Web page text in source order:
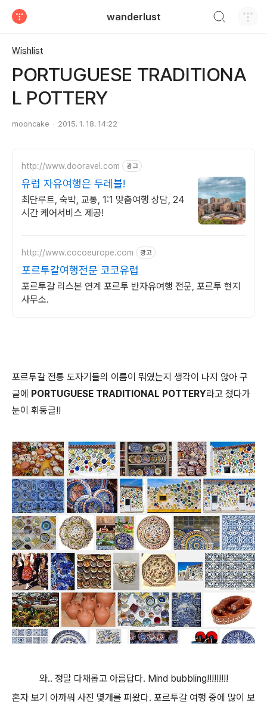
wanderlust
Wishlist
PORTUGUESE TRADITIONA
L POTTERY
mooncake 2015. 1. 18. 14:22
http://www.dooravel.com 광고
유럽 자유여행은 두레블!
최단루트, 숙박, 교통, 1:1 맞춤여행 상담, 24
시간 케어서비스 제공!
http://www.cocoeurope.com 광고
포르투갈여행전문 코코유럽
포르투갈 리스본 연계 포르투 반자유여행 전문, 포르투 현지
사무소.
포르투갈 전통 도자기들의 이름이 뭐였는지 생각이 나지 않아 구
글에 PORTUGUESE TRADITIONAL POTTERY라고 쳤다가
눈이 휘둥글!!
와.. 정말 다채롭고 아름답다. Mind bubbling!!!!!!!!!
혼자 보기 아까워 사진 몇개를 퍼왔다. 포르투갈 여행 중에 많이 보